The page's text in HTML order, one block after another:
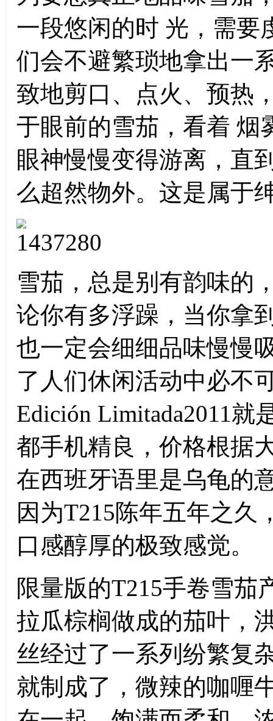
一段悠闲的时 光，需要
们会不避繁琐地拿出一
致地剪口、点火、预热
于眼前的雪茄，看着 烟
眼神慢慢变得游离，直
么超然物外。这是属于
雪茄，总是别有韵味的
论你有多浮躁，当你拿
也一定会细细品味慢慢
了人们休闲活动中必不
Edición Limitada2011
都手机精良，价格根据
在西班牙语里是乌龟的
因为T215陈年五年之久
口感醇厚的极致感觉。
限量版的T215手卷雪茄
拉瓜棕榈做成的茄叶，
丝经过了一系列纷繁复
就制成了，微辣的咖喱